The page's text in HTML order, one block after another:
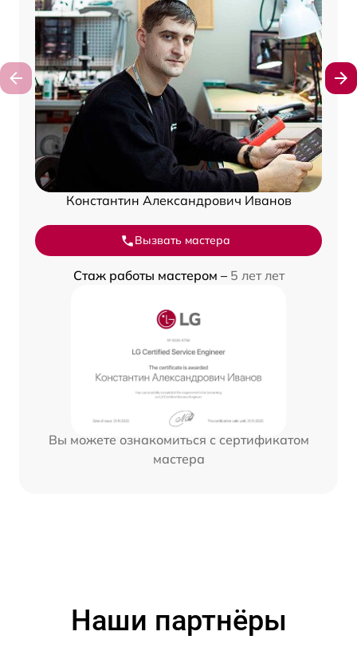
Константин Александрович Иванов
Вызвать мастера
Стаж работы мастером – 5 лет лет
Вы можете ознакомиться с сертификатом
мастера
Наши партнёры